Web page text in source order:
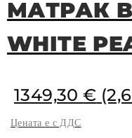
МАТРАК
WHITE
1349,30€
Цената е с ДДС